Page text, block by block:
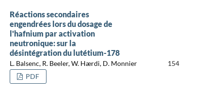
Réactions secondaires
engendrées lors du dosage de
l'hafnium par activation
neutronique: sur la
désintégration du lutétium-178
L. Balsenc, R. Beeler, W. Hærdi, D. Monnier
154
PDF